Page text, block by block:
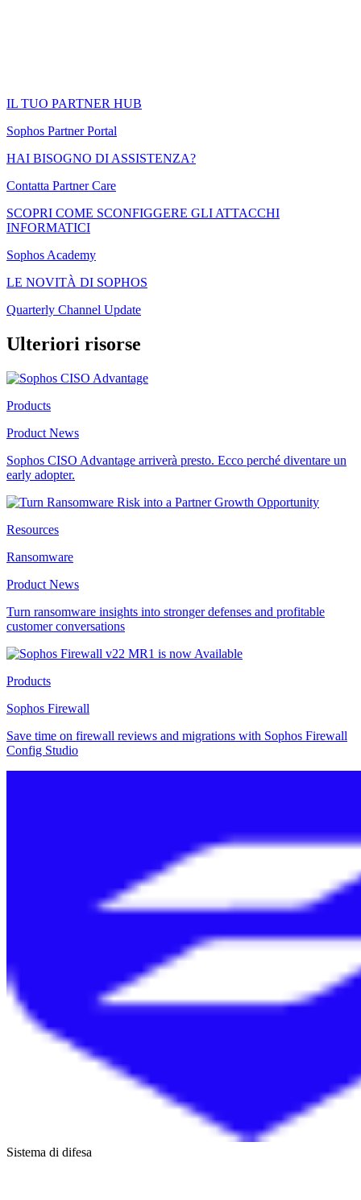
IL TUO PARTNER HUB
Sophos Partner Portal
HAI BISOGNO DI ASSISTENZA?
Contatta Partner Care
SCOPRI COME SCONFIGGERE GLI ATTACCHI
INFORMATICI
Sophos Academy
LE NOVITÀ DI SOPHOS
Quarterly Channel Update
Ulteriori risorse
Products
Product News
Sophos CISO Advantage arriverà presto. Ecco perché diventare un
early adopter.
Resources
Ransomware
Product News
Turn ransomware insights into stronger defenses and profitable
customer conversations
Products
Sophos Firewall
Save time on firewall reviews and migrations with Sophos Firewall
Config Studio
Sistema di difesa